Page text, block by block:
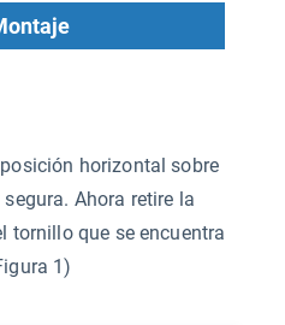
horizontal sobre
Ahora retire la
tornillo que se encuentra
1)